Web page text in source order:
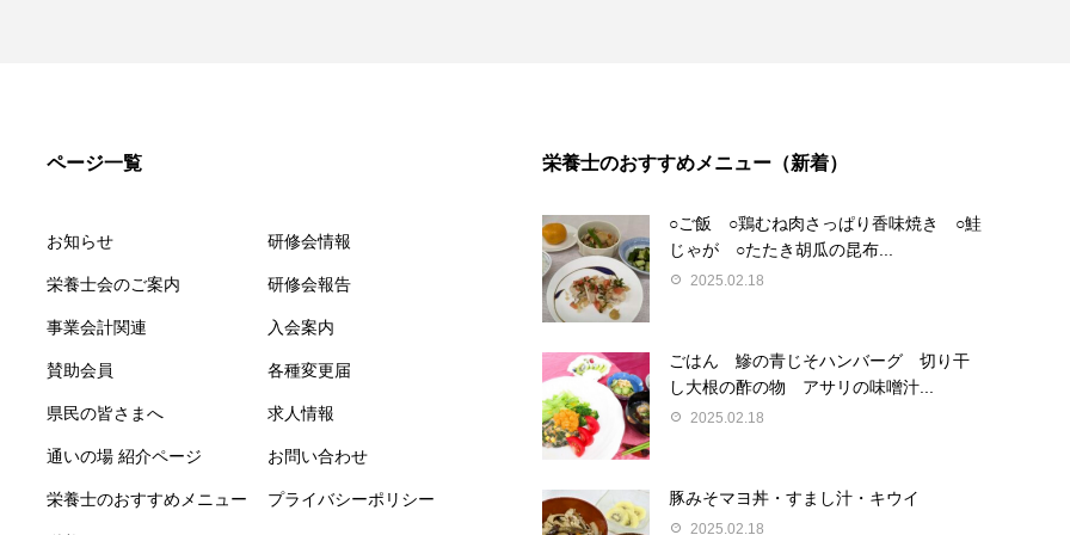
ページ一覧
お知らせ
栄養士会のご案内
事業会計関連
賛助会員
県民の皆さまへ
通いの場 紹介ページ
栄養士のおすすめメニュー
研修会情報
研修会報告
入会案内
各種変更届
求人情報
お問い合わせ
プライバシーポリシー
栄養士のおすすめメニュー（新着）
○ご飯 ○鶏むね肉さっぱり香味焼き ○鮭
じゃが ○たたき胡瓜の昆布...
2025.02.18
ごはん 鰺の青じそハンバーグ 切り干
し大根の酢の物 アサリの味噌汁...
2025.02.18
豚みそマヨ丼・すまし汁・キウイ
2025.02.18